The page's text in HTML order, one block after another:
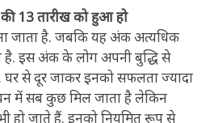
13 तारीख को हुआ हो
जाता है. जबकि यह अंक अत्यधिक
है. इस अंक के लोग अपनी बुद्धि से
से दूर जाकर इनको सफलता ज्यादा
में सब कुछ मिल जाता है लेकिन
हो जाते हैं. इनको नियमित रूप से